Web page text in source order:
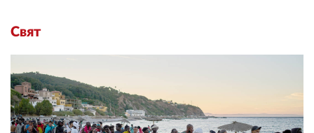
Свят